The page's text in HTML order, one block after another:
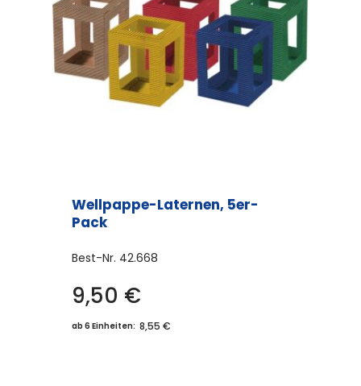
Optionen
können
auf
der
Produktseite
Wellpappe-Laternen, 5er-
Pack
Best-Nr. 42.668
9,50 €
ab 6 Einheiten: 8,55 €